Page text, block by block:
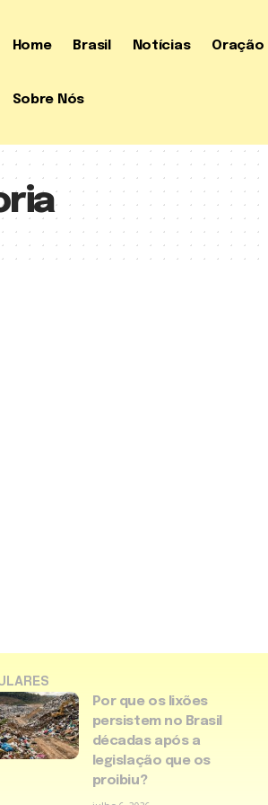
Home Brasil Notícias Oração
Sobre Nós
Por que os lixões
persistem no Brasil
décadas após a
legislação que os
proibiu?